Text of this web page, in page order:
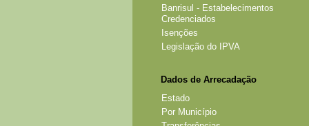
Banrisul - Estabelecimentos
Credenciados
Isenções
Legislação do IPVA
Dados de Arrecadação
Estado
Por Município